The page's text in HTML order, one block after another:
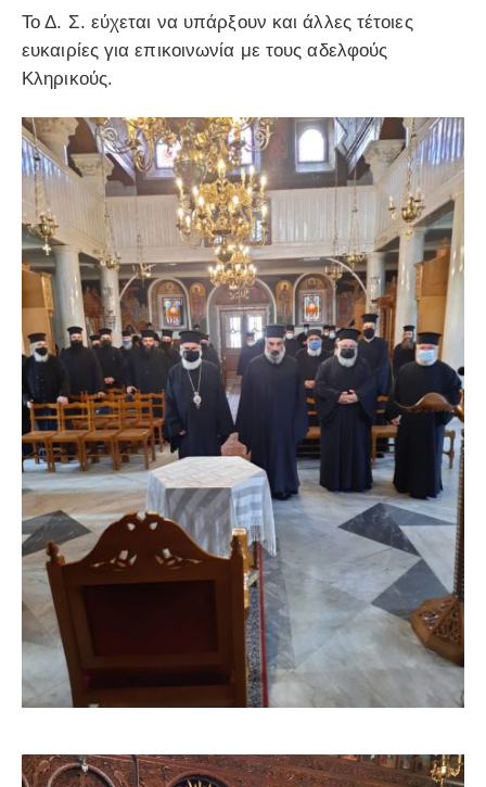
Το Δ. Σ. εύχεται να υπάρξουν και άλλες τέτοιες
ευκαιρίες για επικοινωνία με τους αδελφούς
Κληρικούς.